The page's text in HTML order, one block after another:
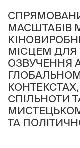
МАСШТАБІВ
МІСЦЕМ ДЛЯ
ОЗВУЧЕННЯ
СПІЛЬНОТИ
ТА